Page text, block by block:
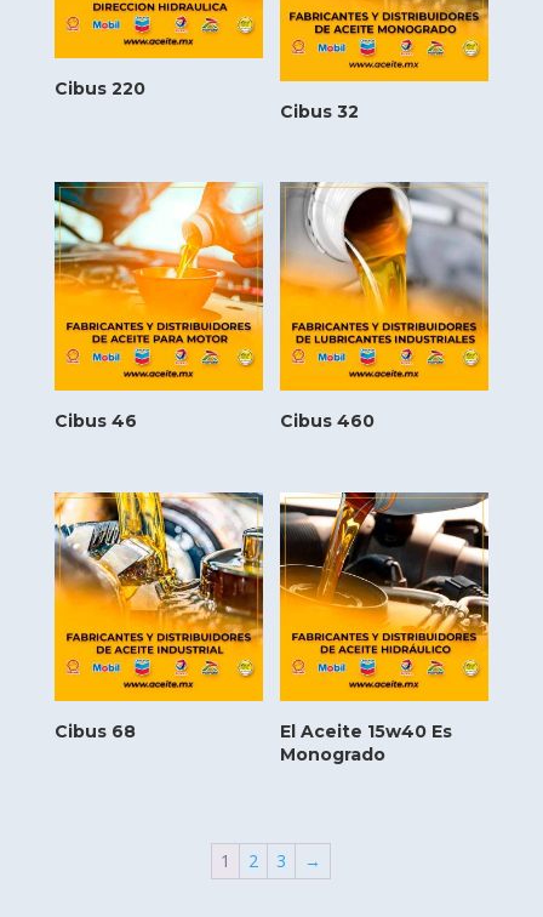
Cibus 220
Cibus 32
Cibus 46 Cibus 460
Cibus 68
El Aceite 15w40 Es
Monogrado
1 2 3 →